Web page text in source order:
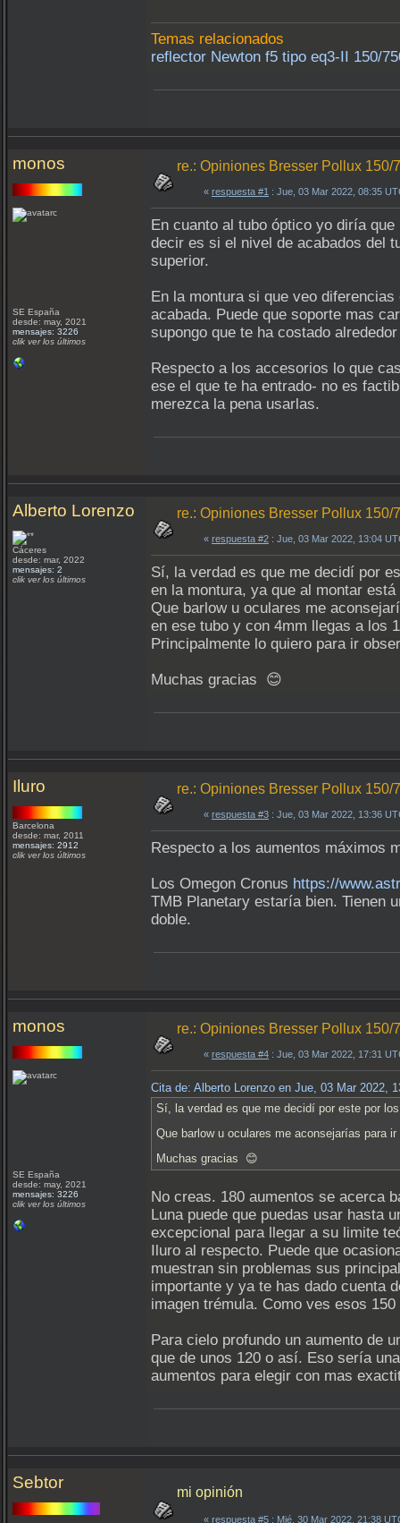
Temas relacionados
reflector Newton f5 tipo eq3-II 150/
monos
SE España
desde: may, 2021
mensajes: 3226
clik ver los últimos
re.: Opiniones Bresser Pollux 150/
« respuesta #1 : Jue, 03 Mar 2022, 08:35
En cuanto al tubo óptico yo diría
decir es si el nivel de acabados del
superior.
En la montura si que veo
acabada. Puede que soporte mas
supongo que te ha costado
Respecto a los accesorios lo que
ese el que te ha entrado- no es
merezca la pena usarlas.
Alberto Lorenzo
Cáceres
desde: mar, 2022
mensajes: 2
clik ver los últimos
re.: Opiniones Bresser Pollux 150/
« respuesta #2 : Jue, 03 Mar 2022, 13:04
Sí, la verdad es que me decidí por
en la montura, ya que al montar
Que barlow u oculares me
en ese tubo y con 4mm llegas a los
Principalmente lo quiero para ir
Muchas gracias 😊
Iluro
Barcelona
desde: mar, 2011
mensajes: 2912
clik ver los últimos
re.: Opiniones Bresser Pollux 150/
« respuesta #3 : Jue, 03 Mar 2022, 13:36
Respecto a los aumentos máximos
Los Omegon Cronus https://
TMB Planetary estaría bien. Tienen
doble.
monos
SE España
desde: may, 2021
mensajes: 3226
clik ver los últimos
re.: Opiniones Bresser Pollux 150/
« respuesta #4 : Jue, 03 Mar 2022, 17:31
Cita de: Alberto Lorenzo en Jue, 03 Mar 2022,
Sí, la verdad es que me decidí por este por
Que barlow u oculares me aconsejarías para
Muchas gracias 😊
No creas. 180 aumentos se acerca
Luna puede que puedas usar hasta
excepcional para llegar a su limite
Iluro al respecto. Puede que
muestran sin problemas sus
importante y ya te has dado cuenta
imagen trémula. Como ves esos
Para cielo profundo un aumento de
que de unos 120 o así. Eso sería
aumentos para elegir con mas
Sebtor
mi opinión
« respuesta #5 : Mié, 30 Mar 2022, 21:38